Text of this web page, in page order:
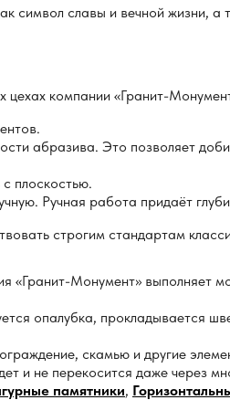
символ славы и вечной жизни, а
цехах компании «Гранит-
абразива. Это позволяет
плоскостью.
Ручная работа придаёт
строгим стандартам
«Гранит-Монумент» выполняет
опалубка, прокладывается
скамью и другие
и не перекосится даже через
памятники,